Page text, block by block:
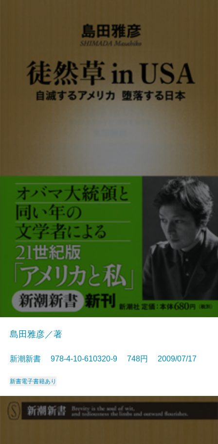
島田雅彦／著
新潮新書 978-4-10-610320-9 748円 2009/07/17
新書電子書籍あり